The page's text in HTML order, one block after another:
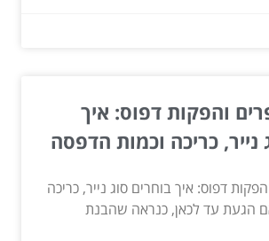
והפקות דפוס: איך
נייר, כריכה וכמות הדפסה
דפוס: איך בוחרים סוג נייר, כריכה
הגעת עד לכאן, כנראה שהבנת